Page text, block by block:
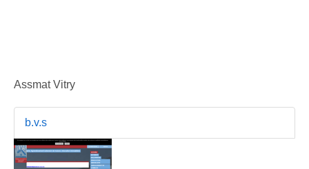
Assmat Vitry
b.v.s